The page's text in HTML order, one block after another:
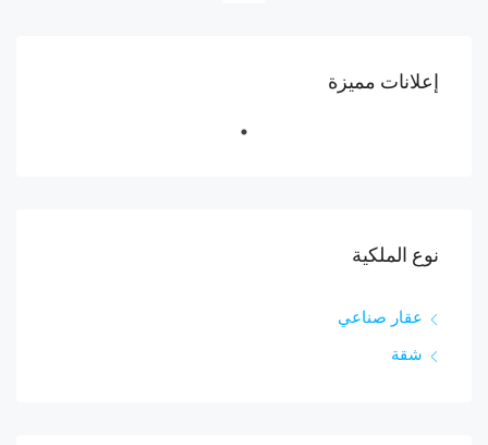
إعلانات مميزة
نوع الملكية
عقار صناعي
شقة